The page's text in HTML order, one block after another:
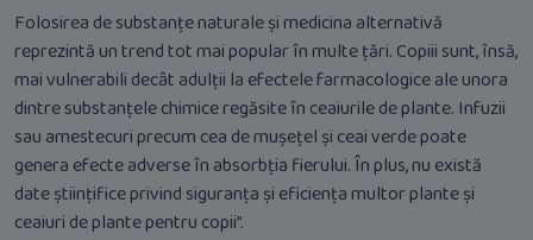
Folosirea de substanțe naturale și medicina alternativă
reprezintă un trend tot mai popular în multe țări. Copiii sunt, însă,
mai vulnerabili decât adulții la efectele farmacologice ale unora
dintre substanțele chimice regăsite în ceaiurile de plante. Infuzii
sau amestecuri precum cea de mușețel și ceai verde poate
genera efecte adverse în absorbția fierului. În plus, nu există
date științifice privind siguranța și eficiența multor plante și
ceaiuri de plante pentru copii”.